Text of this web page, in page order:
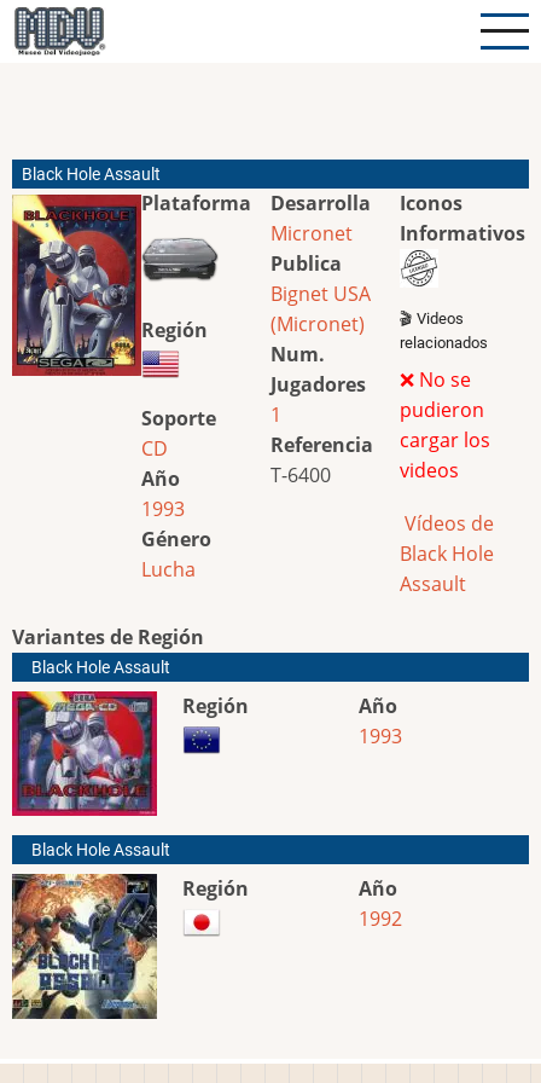
Pasar
al
Black Hole Assault
Plataforma
Región
Soporte
CD
Año
1993
Género
Lucha
Desarrolla
Micronet
Publica
Bignet USA
(Micronet)
Num.
Jugadores
1
Referencia
T-6400
Iconos
Informativos
🎬 Videos
relacionados
❌ No se
pudieron
cargar los
videos
Vídeos de
Black Hole
Assault
Variantes de Región
Black Hole Assault
Región
Año
1993
Black Hole Assault
Región
Año
1992